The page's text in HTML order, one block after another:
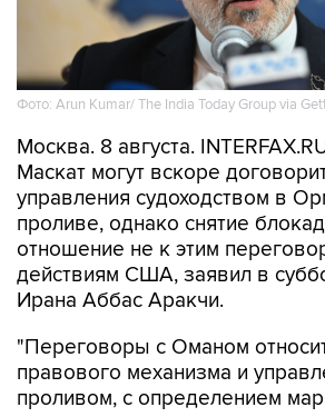
Фото: Arun Kumar/ The India Today Group via
Москва. 8 августа.
Маскат могут вскоре
управления судоходством в
проливе, однако снятие
отношение не к этим
действиям США, заявил в
Ирана Аббас Аракчи.
"Переговоры с Оманом
правового механизма и
проливом, с определением